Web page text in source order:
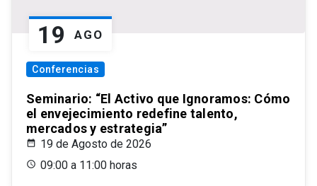
19 AGO
Conferencias
Seminario: “El Activo que Ignoramos: Cómo
el envejecimiento redefine talento,
mercados y estrategia”
19 de Agosto de 2026
09:00 a 11:00 horas